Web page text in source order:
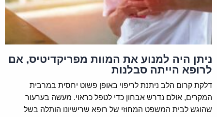
ניתן היה למנוע את המוות מפריקדיטיס, אם
לרופא הייתה סבלנות
דלקת קרום הלב ניתנת לריפוי באופן פשוט יחסית במרבית
המקרים, אולם נדרש אבחון כדי לטפל כראוי. מעשה בערעור
שהוגש לבית המשפט המחוזי של רופא שרישיונו הותלה בשל